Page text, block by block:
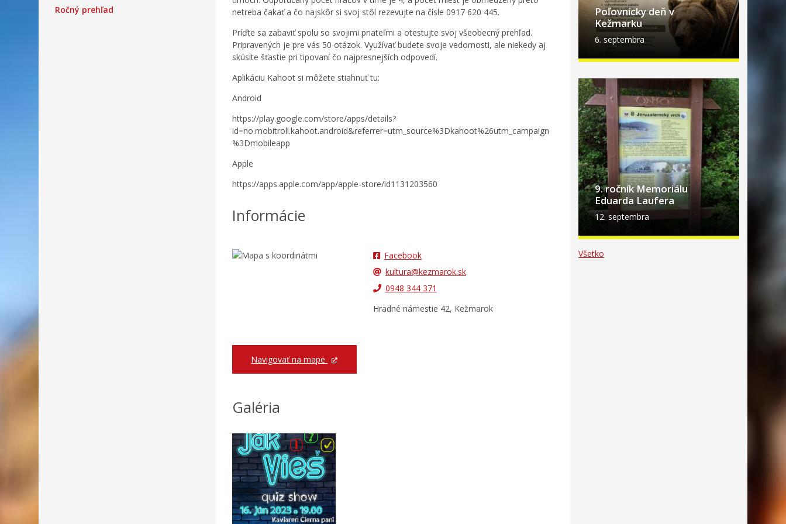
Ročný prehľad
netreba čakať a čo najskôr si svoj stôl rezevujte na čísle 0917 620 445.
Príďte sa zabaviť spolu so svojimi priateľmi a otestujte svoj všeobecný prehľad.
Pripravených je pre vás 50 otázok. Využívať budete svoje vedomosti, ale niekedy aj
skúsite šťastie pri tipovaní čo najpresnejších odpovedí.
Aplikáciu Kahoot si môžete stiahnuť tu:
Android
https://play.google.com/store/apps/details?
id=no.mobitroll.kahoot.android&referrer=utm_source%3Dkahoot%26utm_campaign
%3Dmobileapp
Apple
https://apps.apple.com/app/apple-store/id1131203560
Informácie
Navigovať na mape
Facebook
kultura@kezmarok.sk
0948 344 371
Hradné námestie 42, Kežmarok
Galéria
Poľovnícky deň v
Kežmarku
6. septembra
9. ročník Memoriálu
Eduarda Laufera
12. septembra
Všetko